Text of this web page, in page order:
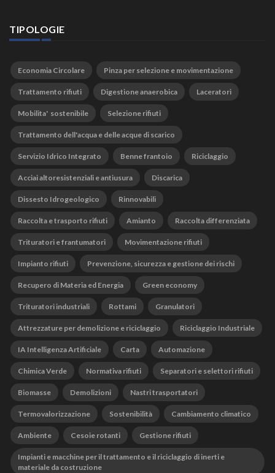
TIPOLOGIE
Economia Circolare Pinza per selezione e movimentazione
Trattamento rifiuti Digestione anaerobica Laceratori
Mobilita' sostenibile Selezione rifiuti
Trattamento dell'acqua e delle acque di scarico
Servizio Idrico Integrato Benne frantoio Riciclaggio
Acciai altoresistenziali e antiusura Discarica
Dissesto Idrogeologico Rinnovabili
Raccolta e trasporto rifiuti Amianto Raccolta differenziata
Trituratori e frantumatori Movimentazione rifiuti
Impianto rifiuti Prevenzione, sicurezza e gestione dei rischi
Recupero di Materia ed Energia Green economy
Trituratori industriali Rottami Granulatori
Attrezzature per demolizione e riciclaggio Riciclaggio Industriale
IA Intelligenza Artificiale Carta Automazione
Chimica Verde Normativa rifiuti Separatori e selettori rifiuti
Biomasse Demolizioni Nastri trasportatori
Termovalorizzazione Sostenibilità Cambiamento climatico
Ambiente Cesoie rotanti Gestione rifiuti
Impianti e macchine per il trattamento e il riciclaggio di inerti e
materiale da costruzione